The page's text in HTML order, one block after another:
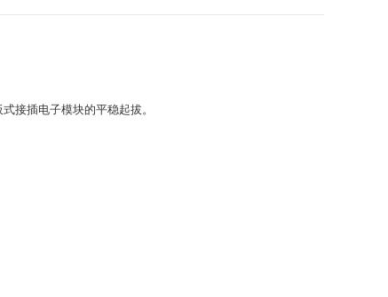
接插电子模块的平稳起拔。